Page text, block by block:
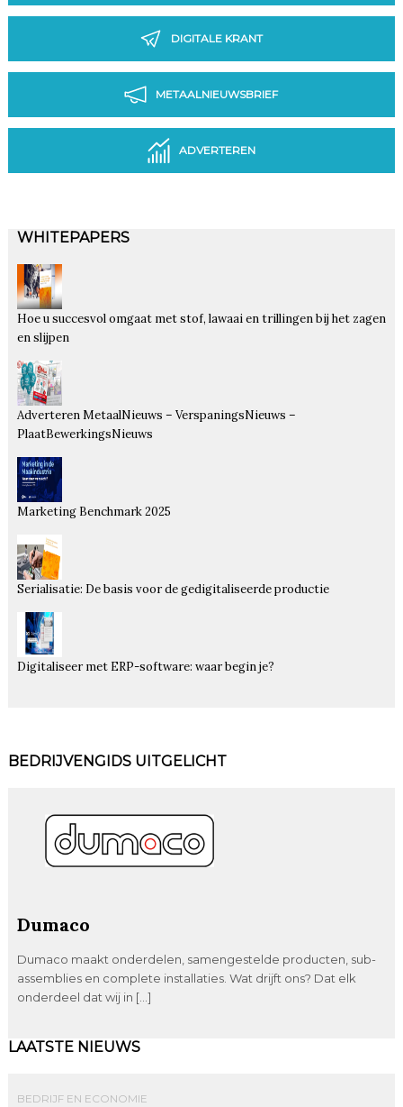
DIGITALE KRANT
METAALNIEUWSBRIEF
ADVERTEREN
WHITEPAPERS
Hoe u succesvol omgaat met stof, lawaai en trillingen bij het zagen
en slijpen
Adverteren MetaalNieuws – VerspaningsNieuws –
PlaatBewerkingsNieuws
Marketing Benchmark 2025
Serialisatie: De basis voor de gedigitaliseerde productie
Digitaliseer met ERP-software: waar begin je?
BEDRIJVENGIDS UITGELICHT
Dumaco
Dumaco maakt onderdelen, samengestelde producten, sub-
assemblies en complete installaties. Wat drijft ons? Dat elk
onderdeel dat wij in […]
LAATSTE NIEUWS
BEDRIJF EN ECONOMIE